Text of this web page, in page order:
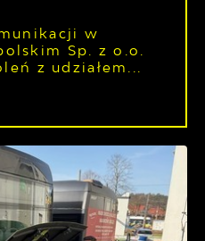
w
Sp. z o.o.
z udziałem...